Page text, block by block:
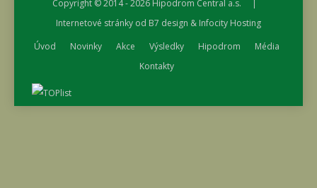
Copyright © 2014 - 2026 Hipodrom Central a.s. |
Internetové stránky od B7 design & Infocity Hosting
Úvod
Novinky Akce Výsledky Hipodrom
Média
Kontakty